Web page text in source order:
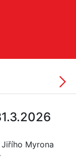
Myrona